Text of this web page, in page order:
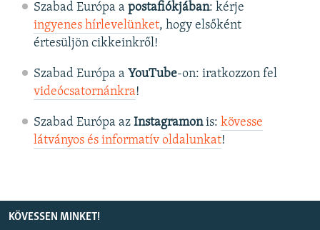
Szabad Európa a postafiókjában: kérje
ingyenes hírlevelünket, hogy elsőként
értesüljön cikkeinkről!
Szabad Európa a YouTube-on: iratkozzon fel
videócsatornánkra!
Szabad Európa az Instagramonis: kövesse
látványos és informatív oldalunkat! ​
KÖVESSEN MINKET!